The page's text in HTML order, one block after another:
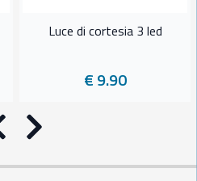
Luce di cortesia 3 led
€ 9.90
Successivo